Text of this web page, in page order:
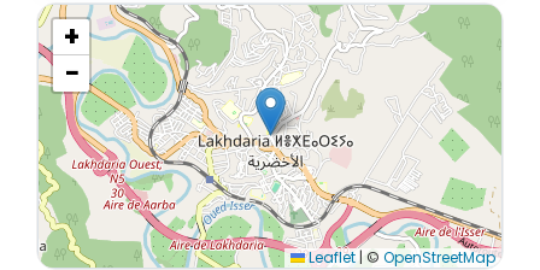
+
−
Leaflet| © OpenStreetMap